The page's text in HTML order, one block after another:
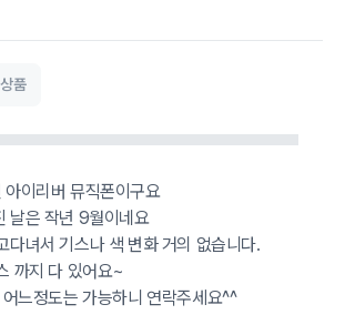
품
이리버 뮤직폰이구요
날은 작년 9월이네요
다녀서 기스나 색 변화 거의 없습니다.
까지 다 있어요~
느정도는 가능하니 연락주세요^^